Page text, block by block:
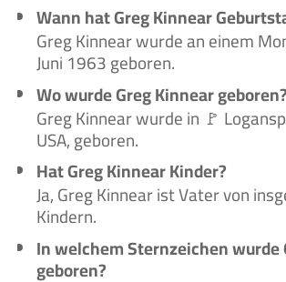
Wann hat Greg Kinnear
Greg Kinnear wurde an einem
Juni 1963 geboren.
Wo wurde Greg Kinnear geboren?
Greg Kinnear wurde in 🚩
USA, geboren.
Hat Greg Kinnear Kinder?
Ja, Greg Kinnear ist Vater von
Kindern.
In welchem Sternzeichen wurde
geboren?